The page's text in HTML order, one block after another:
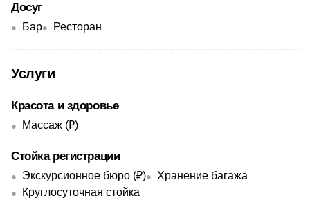
Досуг
Бар Ресторан
Услуги
Красота и здоровье
Массаж (₽)
Стойка регистрации
Экскурсионное бюро (₽)
Хранение багажа
Круглосуточная стойка